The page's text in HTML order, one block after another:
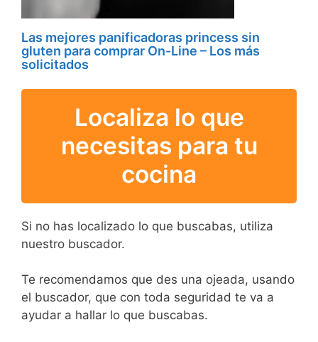
Las mejores panificadoras princess sin
gluten para comprar On-Line – Los más
solicitados
Localiza lo que
necesitas para tu
cocina
Si no has localizado lo que buscabas, utiliza
nuestro buscador.
Te recomendamos que des una ojeada, usando
el buscador, que con toda seguridad te va a
ayudar a hallar lo que buscabas.